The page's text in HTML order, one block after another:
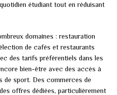
étudiant tout en réduisant
domaines : restauration
de cafés et restaurants
des tarifs préférentiels dans les
bien-être avec des accès à
de sport. Des commerces de
offres dédiées, particulièrement